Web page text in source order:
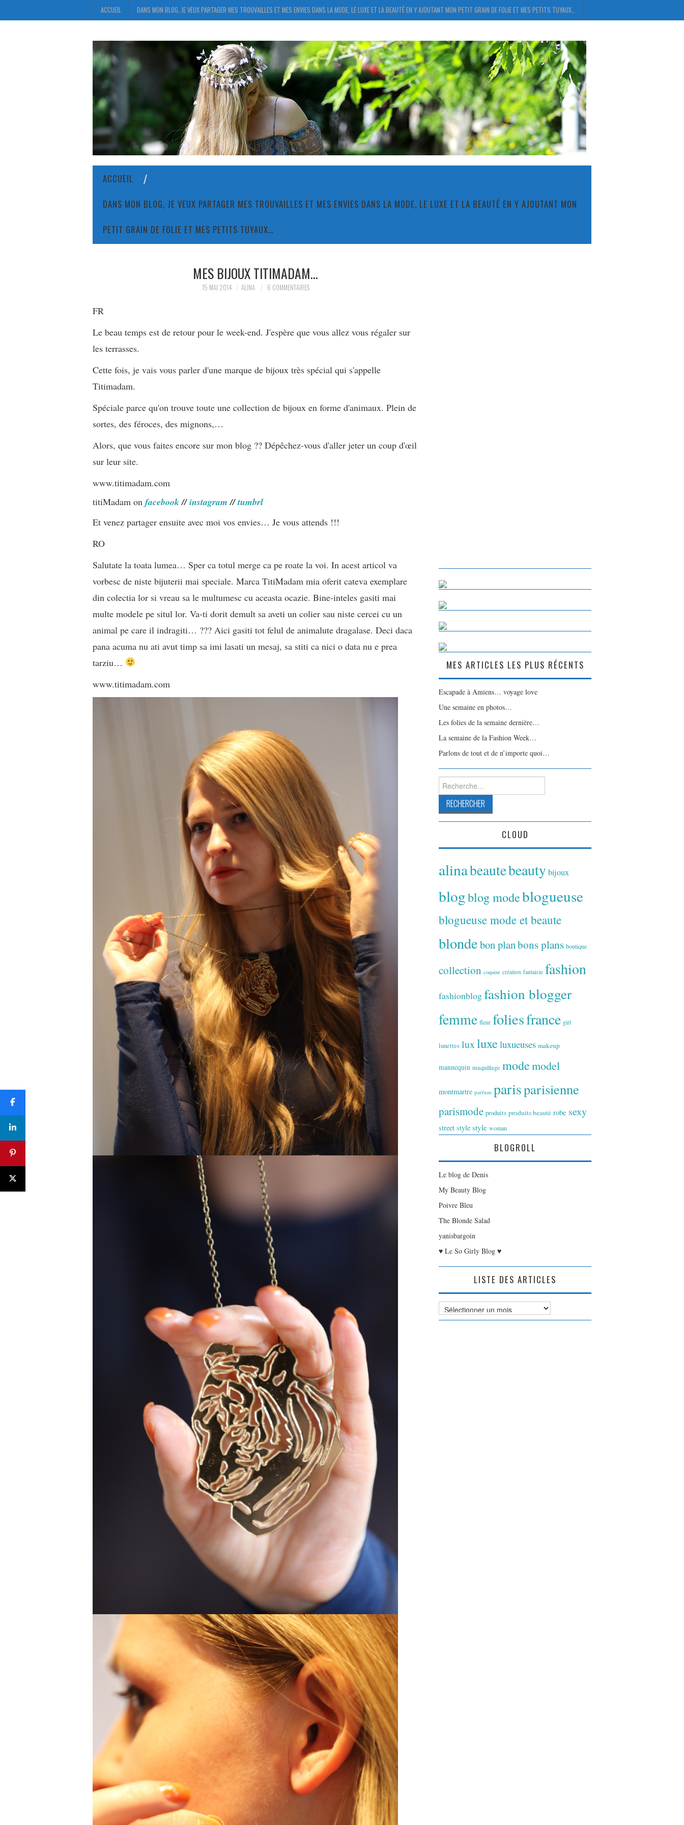
ACCUEIL DANS MON BLOG, JE VEUX PARTAGER MES TROUVAILLES ET MES ENVIES DANS LA MODE, LE LUXE ET LA BEAUTÉ EN Y AJOUTANT MON PETIT GRAIN DE FOLIE ET MES PETITS TUYAUX…
ACCUEIL
DANS MON BLOG, JE VEUX PARTAGER MES TROUVAILLES ET MES ENVIES DANS LA MODE, LE LUXE ET LA BEAUTÉ EN Y AJOUTANT MON
PETIT GRAIN DE FOLIE ET MES PETITS TUYAUX…
MES BIJOUX TITIMADAM…
15 MAI 2014 ALINA 6 COMMENTAIRES
FR
Le beau temps est de retour pour le week-end. J'espère que vous allez vous régaler sur
les terrasses.
Cette fois, je vais vous parler d'une marque de bijoux très spécial qui s'appelle
Titimadam.
Spéciale parce qu'on trouve toute une collection de bijoux en forme d'animaux. Plein de
sortes, des féroces, des mignons,…
Alors, que vous faites encore sur mon blog ?? Dépêchez-vous d'aller jeter un coup d'œil
sur leur site.
www.titimadam.com
titiMadam on facebook// instagram //tumbrl
Et venez partager ensuite avec moi vos envies… Je vous attends !!!
RO
Salutate la toata lumea… Sper ca totul merge ca pe roate la voi. In acest articol va
vorbesc de niste bijuterii mai speciale. Marca TitiMadam mia oferit cateva exemplare
din colectia lor si vreau sa le multumesc cu aceasta ocazie. Bine-inteles gasiti mai
multe modele pe situl lor. Va-ti dorit demult sa aveti un colier sau niste cercei cu un
animal pe care il indragiti… ??? Aici gasiti tot felul de animalute dragalase. Deci daca
pana acuma nu ati avut timp sa imi lasati un mesaj, sa stiti ca nici o data nu e prea
tarziu…
www.titimadam.com
MES ARTICLES LES PLUS RÉCENTS
Escapade à Amiens… voyage love
Une semaine en photos…
Les folies de la semaine dernière…
La semaine de la Fashion Week…
Parlons de tout et de n’importe quoi…
Rechercher :
CLOUD
alinabeautebeauty bijoux
blogblog modeblogueuse
blogueuse mode et beaute
blondebon planbons plans boutique
collection coquine création fantaisie fashion
fashionblogfashion blogger
femme fleur foliesfrance girl
lunettes luxluxeluxueuses makeup
mannequin maquillage modemodel
montmartre parfum parisparisienne
parismode produits produits beauté robe sexy
street style style woman
BLOGROLL
Le blog de Denis
My Beauty Blog
Poivre Bleu
The Blonde Salad
yanisbargoin
♥ Le So Girly Blog ♥
LISTE DES ARTICLES
Liste
des